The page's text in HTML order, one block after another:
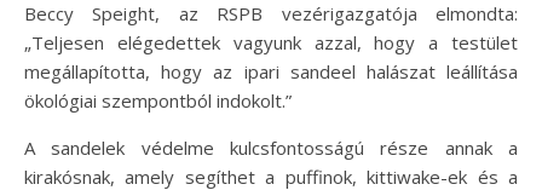
Beccy Speight, az RSPB vezérigazgatója elmondta:
„Teljesen elégedettek vagyunk azzal, hogy a testület
megállapította, hogy az ipari sandeel halászat leállítása
ökológiai szempontból indokolt.”
A sandelek védelme kulcsfontosságú része annak a
kirakósnak, amely segíthet a puffinok, kittiwake-ek és a